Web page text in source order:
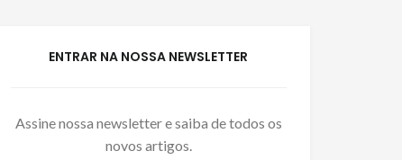
ENTRAR NA NOSSA NEWSLETTER
Assine nossa newsletter e saiba de todos os
novos artigos.